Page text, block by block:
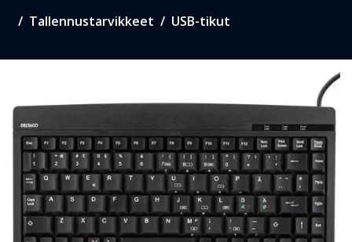
Tallennustarvikkeet USB-tikut